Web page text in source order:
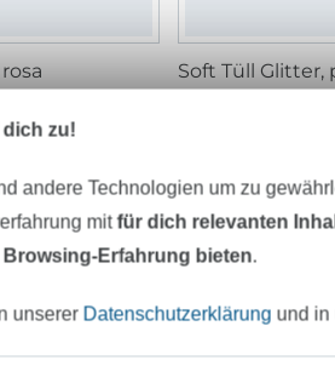
Soft Tüll Glitter,
zu!
andere Technologien um zu
mitfür dich relevanten
Erfahrung bieten.
unserer Datenschutzerklärung und in